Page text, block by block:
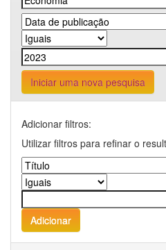
Iniciar uma nova pesquisa
Adicionar filtros:
Utilizar filtros para refinar o